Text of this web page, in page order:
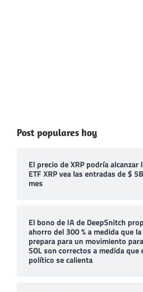
Post populares hoy
El precio de XRP podría
ETF XRP vea las entradas de $
mes
El bono de IA de DeepSnitch
ahorro del 300 % a medida que
prepara para un movimiento
SOL son correctos a medida que
político se calienta